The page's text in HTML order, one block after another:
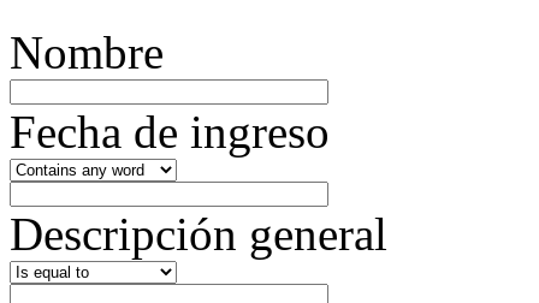
Nombre
Fecha de ingreso
Descripción general